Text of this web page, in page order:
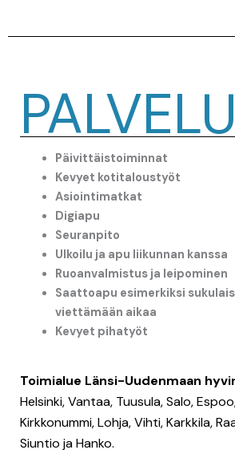
Päivittäistoiminnat
Kevyet kotitaloustyöt
Asiointimatkat
Digiapu
Seuranpito
Ulkoilu ja apu liikunnan kanssa
Ruoanvalmistus ja leipominen
Saattoapu esimerkiksi
viettämään aikaa
Kevyet pihatyöt
Toimialue Länsi-Uudenmaan
Helsinki, Vantaa, Tuusula, Salo,
Kirkkonummi, Lohja, Vihti, Karkkila,
Siuntio ja Hanko.